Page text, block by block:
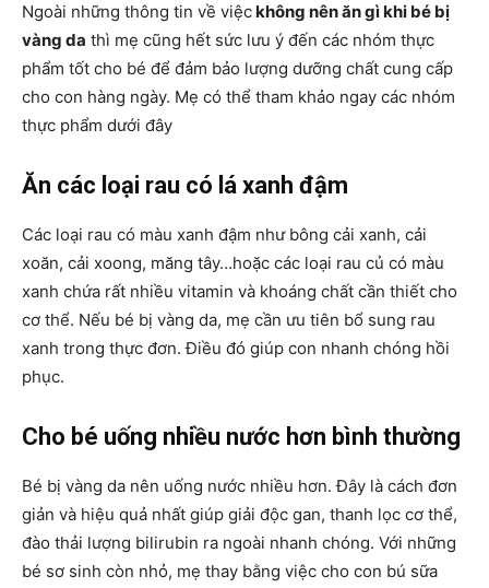
Ngoài những thông tin về việckhông nên ăn gì khi bé bị
vàng da thì mẹ cũng hết sức lưu ý đến các nhóm thực
phẩm tốt cho bé để đảm bảo lượng dưỡng chất cung cấp
cho con hàng ngày. Mẹ có thể tham khảo ngay các nhóm
thực phẩm dưới đây
Ăn các loại rau có lá xanh đậm
Các loại rau có màu xanh đậm như bông cải xanh, cải
xoăn, cải xoong, măng tây…hoặc các loại rau củ có màu
xanh chứa rất nhiều vitamin và khoáng chất cần thiết cho
cơ thể. Nếu bé bị vàng da, mẹ cần ưu tiên bổ sung rau
xanh trong thực đơn. Điều đó giúp con nhanh chóng hồi
phục.
Cho bé uống nhiều nước hơn bình thường
Bé bị vàng da nên uống nước nhiều hơn. Đây là cách đơn
giản và hiệu quả nhất giúp giải độc gan, thanh lọc cơ thể,
đào thải lượng bilirubin ra ngoài nhanh chóng. Với những
bé sơ sinh còn nhỏ, mẹ thay bằng việc cho con bú sữa